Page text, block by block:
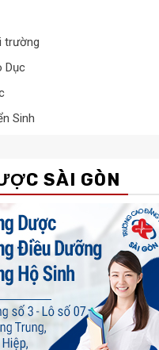
trường
Dục
Sinh
SÀI GÒN